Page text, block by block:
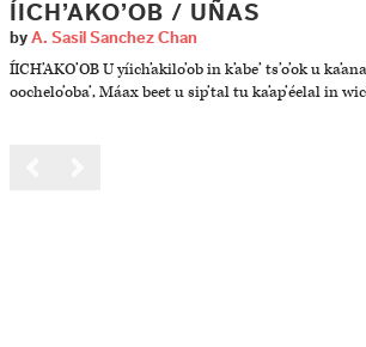
ÍICH’AKO’OB / UÑAS
by A. Sasil Sanchez Chan
ÍICH’AKO’OB U yíich’akilo’ob in k’abe’ ts’o’ok u
oochelo’oba’, Máax beet u sip’tal tu ka’ap’éelal in